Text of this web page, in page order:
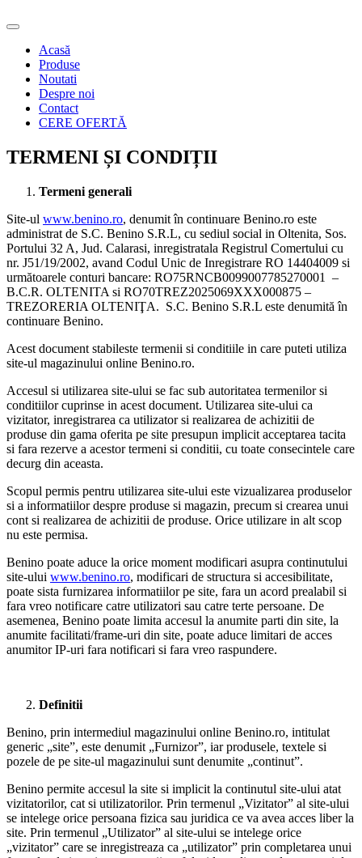
Acasă
Produse
Noutati
Despre noi
Contact
CERE OFERTĂ
TERMENI ȘI CONDIȚII
Termeni generali
Site-ul www.benino.ro, denumit în continuare Benino.ro este
administrat de S.C. Benino S.R.L, cu sediul social in Oltenita, Sos.
Portului 32 A, Jud. Calarasi, inregistratala Registrul Comertului cu
nr. J51/19/2002, avand Codul Unic de Inregistrare RO 14404009 si
următoarele conturi bancare: RO75RNCB0099007785270001 –
B.C.R. OLTENITA si RO70TREZ2025069XXX000875 –
TREZORERIA OLTENIŢA. S.C. Benino S.R.L este denumită în
continuare Benino.
Acest document stabileste termenii si conditiile in care puteti utiliza
site-ul magazinului online Benino.ro.
Accesul si utilizarea site-ului se fac sub autoritatea termenilor si
conditiilor cuprinse in acest document. Utilizarea site-ului ca
vizitator, inregistrarea ca utilizator si realizarea de achizitii de
produse din gama oferita pe site presupun implicit acceptarea tacita
si fara rezerve a acestor termeni si conditii, cu toate consecintele care
decurg din aceasta.
Scopul permis pentru utilizarea site-ului este vizualizarea produselor
si a informatiilor despre produse si magazin, precum si crearea unui
cont si realizarea de achizitii de produse. Orice utilizare in alt scop
nu este permisa.
Benino poate aduce la orice moment modificari asupra continutului
site-ului www.benino.ro, modificari de structura si accesibilitate,
poate sista furnizarea informatiilor pe site, fara un acord prealabil si
fara vreo notificare catre utilizatori sau catre terte persoane. De
asemenea, Benino poate limita accesul la anumite parti din site, la
anumite facilitati/frame-uri din site, poate aduce limitari de acces
anumitor IP-uri fara notificari si fara vreo raspundere.
Definitii
Benino, prin intermediul magazinului online Benino.ro, intitulat
generic „site”, este denumit „Furnizor”, iar produsele, textele si
pozele de pe site-ul magazinului sunt denumite „continut”.
Benino permite accesul la site si implicit la continutul site-ului atat
vizitatorilor, cat si utilizatorilor. Prin termenul „Vizitator” al site-ului
se intelege orice persoana fizica sau juridica ce va avea acces liber la
site. Prin termenul „Utilizator” al site-ului se intelege orice
„vizitator” care se inregistreaza ca „utilizator” prin completarea unui